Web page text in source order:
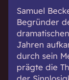
Samuel
Begründer
Jahren
durch sein
prägte die